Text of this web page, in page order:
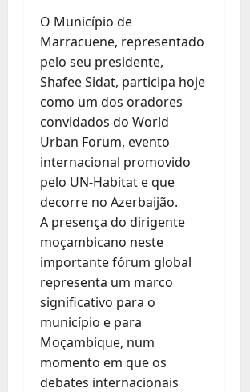
O Município de
Marracuene, representado
pelo seu presidente,
Shafee Sidat, participa hoje
como um dos oradores
convidados do World
Urban Forum, evento
internacional promovido
pelo UN-Habitat e que
decorre no Azerbaijão.
A presença do dirigente
moçambicano neste
importante fórum global
representa um marco
significativo para o
município e para
Moçambique, num
momento em que os
debates internacionais